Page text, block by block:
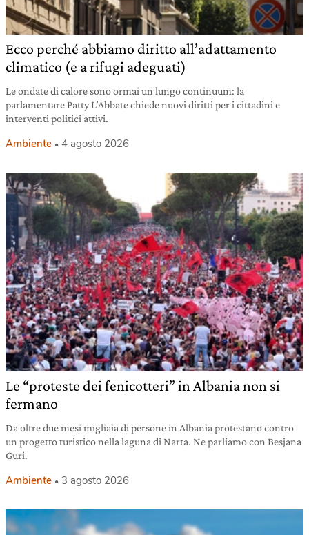
Ecco perché abbiamo diritto all’adattamento
climatico (e a rifugi adeguati)
Le ondate di calore sono ormai un lungo continuum: la
parlamentare Patty L’Abbate chiede nuovi diritti per i cittadini e
interventi politici attivi.
Ambiente 4 agosto 2026
Le “proteste dei fenicotteri” in Albania non si
fermano
Da oltre due mesi migliaia di persone in Albania protestano contro
un progetto turistico nella laguna di Narta. Ne parliamo con Besjana
Guri.
Ambiente 3 agosto 2026